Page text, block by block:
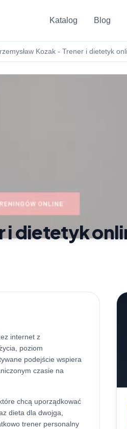
Katalog Blog
Kozak - Trener i dietetyk
i dietetyk
internet z
poziom
podejście wspiera
czasie na
chcą uporządkować
dieta dla dwojga,
trener personalny